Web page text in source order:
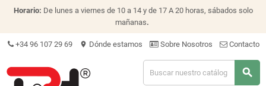
Horario: De lunes a viernes de 10 a 14 y de 17 A 20 horas, sábados solo
mañanas.
+34 96 107 29 69 location_on Dónde estamos Sobre Nosotros Contacto
search